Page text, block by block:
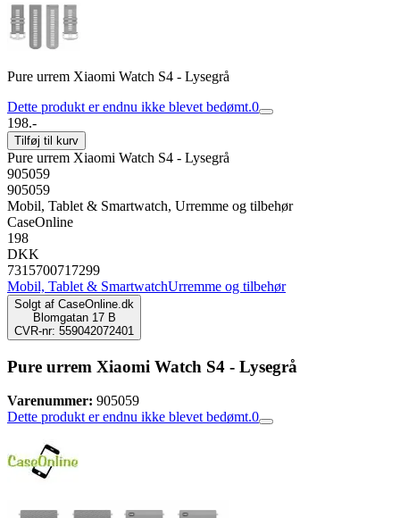
Pure urrem Xiaomi Watch S4 - Lysegrå
Dette produkt er endnu ikke blevet bedømt.0
198.-
Tilføj til kurv
Pure urrem Xiaomi Watch S4 - Lysegrå
905059
905059
Mobil, Tablet & Smartwatch, Urremme og tilbehør
CaseOnline
198
DKK
7315700717299
Mobil, Tablet & SmartwatchUrremme og tilbehør
Solgt af CaseOnline.dk
Blomgatan 17 B
CVR-nr: 559042072401
Pure urrem Xiaomi Watch S4 - Lysegrå
Varenummer: 905059
Dette produkt er endnu ikke blevet bedømt.0